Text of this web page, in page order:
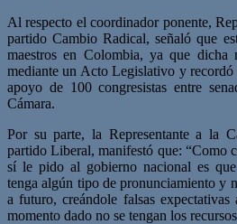
Al respecto el coordinador ponente,
partido Cambio Radical, señaló que
maestros en Colombia, ya que dicha
mediante un Acto Legislativo y recordó
apoyo de 100 congresistas entre
Cámara.
Por su parte, la Representante a la
partido Liberal, manifestó que: “Como
sí le pido al gobierno nacional es
tenga algún tipo de pronunciamiento y
a futuro, creándole falsas
momento dado no se tengan los